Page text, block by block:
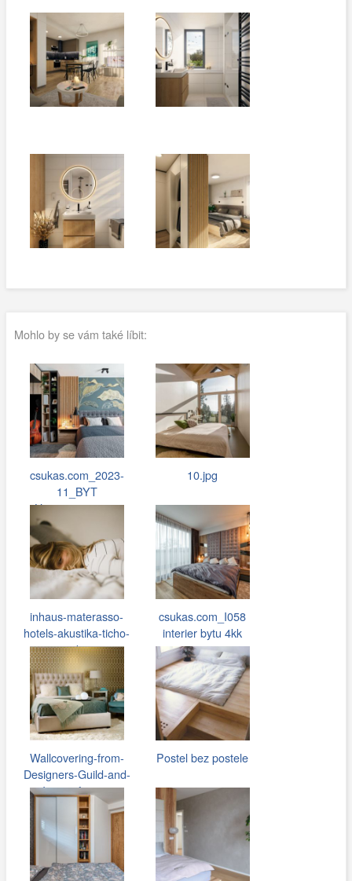
Mohlo by se vám také líbit:
csukas.com_2023-
11_BYT
Hostivar_048.jpg
10.jpg
inhaus-materasso-
hotels-akustika-ticho-
spanek-01…
csukas.com_I058
interier bytu 4kk
075.jpg
Wallcovering-from-
Designers-Guild-and-
Image-from…
Postel bez postele